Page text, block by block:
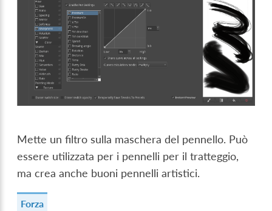
Mette un filtro sulla maschera del pennello. Può
essere utilizzata per i pennelli per il tratteggio,
ma crea anche buoni pennelli artistici.
Forza